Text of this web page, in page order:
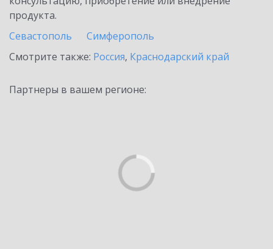
продукта.
Севастополь
Симферополь
Смотрите также: Россия, Краснодарский край
Партнеры в вашем регионе: